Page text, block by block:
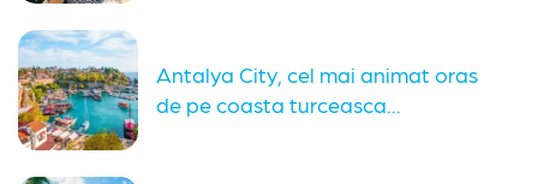
Antalya City, cel mai animat oras
de pe coasta turceasca...